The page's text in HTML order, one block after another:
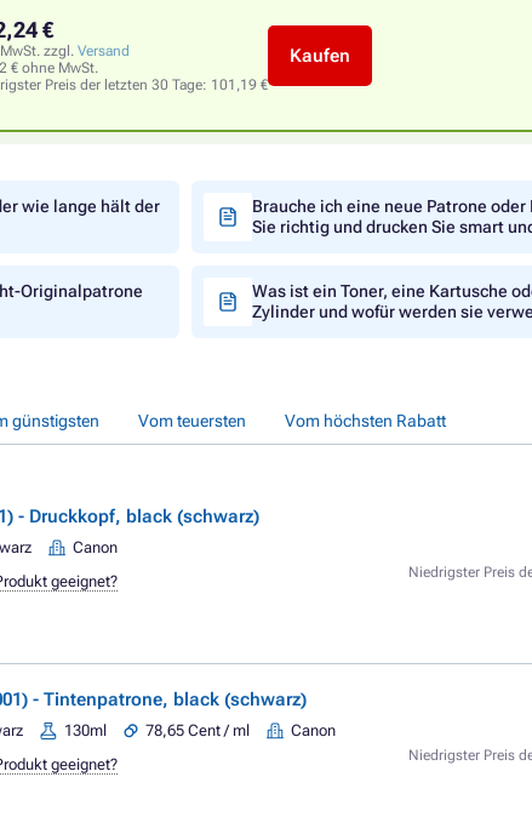
€
zzgl. Versand
€ ohne MwSt.
Preis der letzten 30 Tage: 101,19 €
Kaufen
wie lange hält der
Brauche ich eine neue Patrone
Sie richtig und drucken Sie smart
Originalpatrone
Was ist ein Toner, eine Kartusche
Zylinder und wofür werden sie
günstigsten Vom teuersten Vom höchsten Rabatt
- Druckkopf, black (schwarz)
Canon
Niedrigster Preis
geeignet?
- Tintenpatrone, black (schwarz)
130ml 78,65 Cent / ml Canon
Niedrigster Preis
geeignet?